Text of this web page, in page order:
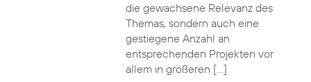
die gewachsene Relevanz des
Themas, sondern auch eine
gestiegene Anzahl an
entsprechenden Projekten vor
allem in größeren […]